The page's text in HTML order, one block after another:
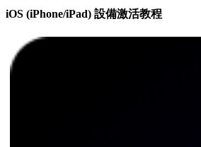
iOS (iPhone/iPad) 設備激活教程